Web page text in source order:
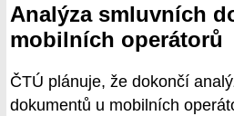
Analýza smluvních
mobilních operátorů
ČTÚ plánuje, že dokončí
dokumentů u mobilních